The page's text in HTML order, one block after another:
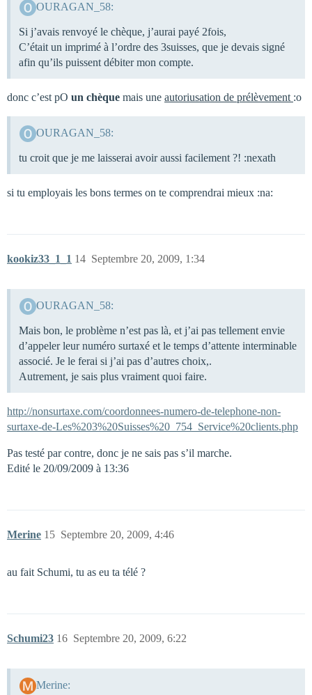
OURAGAN_58:
Si j’avais renvoyé le chèque, j’aurai payé 2fois,
C’était un imprimé à l’ordre des 3suisses, que je devais signé
afin qu’ils puissent débiter mon compte.
donc c’est pO un chèque mais une autoriusation de prélèvement :o
OURAGAN_58:
tu croit que je me laisserai avoir aussi facilement ?! :nexath
si tu employais les bons termes on te comprendrai mieux :na:
kookiz33_1_1 Septembre 20, 2009, 1:34
14
OURAGAN_58:
Mais bon, le problème n’est pas là, et j’ai pas tellement envie
d’appeler leur numéro surtaxé et le temps d’attente interminable
associé. Je le ferai si j’ai pas d’autres choix,.
Autrement, je sais plus vraiment quoi faire.
http://nonsurtaxe.com/coordonnees-numero-de-telephone-non-
surtaxe-de-Les%203%20Suisses%20_754_Service%20clients.php
Pas testé par contre, donc je ne sais pas s’il marche.
Edité le 20/09/2009 à 13:36
Merine Septembre 20, 2009, 4:46
15
au fait Schumi, tu as eu ta télé ?
Schumi23 Septembre 20, 2009, 6:22
16
Merine: